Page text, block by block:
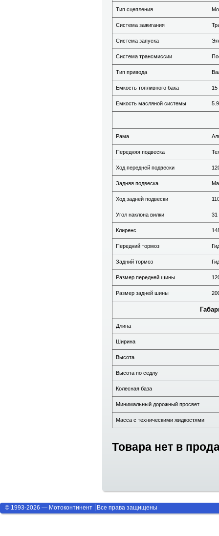
Тип сцепления
Система зажигания
Система запуска
Система трансмиссии
Тип привода
Емкость топливного бака 15
Емкость масляной системы
Рама
Передняя подвеска
Ход передней подвески
Задняя подвеска
Ход задней подвески
Угол наклона вилки 31
Клиренс
Передний тормоз
Задний тормоз
Размер передней шины
Размер задней шины
Длина
Ширина
Высота
Высота по седлу
Колесная база
Минимальный дорожный просвет
Масса с техническими жидкостями
Товара нет в
© 1993-2026 — Мотоконтинент Все права защищены